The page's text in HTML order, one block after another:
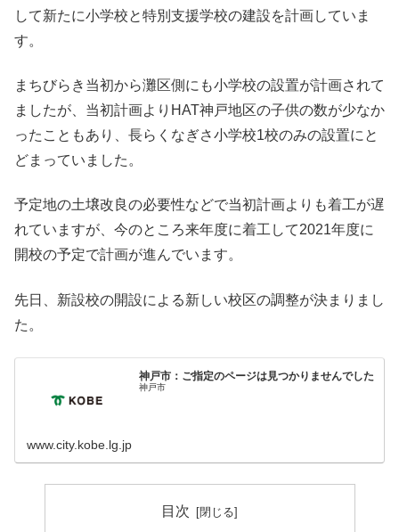
して新たに小学校と特別支援学校の建設を計画していま
す。
まちびらき当初から灘区側にも小学校の設置が計画されて
ましたが、当初計画よりHAT神戸地区の子供の数が少なか
ったこともあり、長らくなぎさ小学校1校のみの設置にと
どまっていました。
予定地の土壌改良の必要性などで当初計画よりも着工が遅
れていますが、今のところ来年度に着工して2021年度に
開校の予定で計画が進んでいます。
先日、新設校の開設による新しい校区の調整が決まりまし
た。
神戸市：ご指定のページは見つかりませんでした
神戸市
www.city.kobe.lg.jp
目次